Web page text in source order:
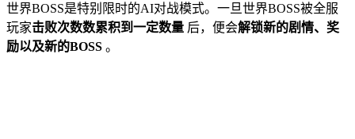
世界BOSS是特别限时的AI对战模式。一旦世界BOSS被全服
玩家击败次数数累积到一定数量 后，便会解锁新的剧情、奖
励以及新的BOSS 。